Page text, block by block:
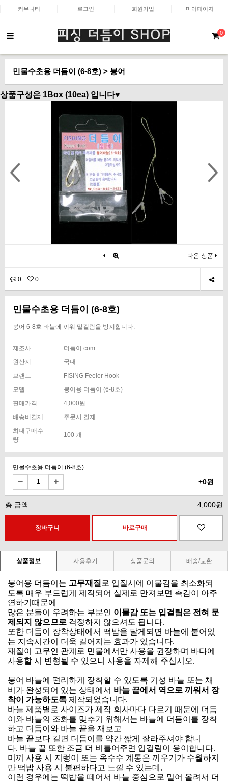
커뮤니티 로그인 회원가입 마이페이지
0
민물수초용 더듬이 (6-8호) > 붕어
상품구성은 1Box (10ea) 입니다♥
다음 상품
0 0
민물수초용 더듬이 (6-8호)
붕어 6-8호 바늘에 끼워 밑걸림을 방지합니다.
제조사
더듬이.com
원산지
국내
브랜드
FISING Feeler Hook
모델
붕어용 더듬이 (6-8호)
판매가격
4,000원
배송비결제
주문시 결제
최대구매수
량
100 개
민물수초용 더듬이 (6-8호)
+0원
총 금액 : 4,000원
상품정보 사용후기 상품문의 배송/교환
붕어용 더듬이는 고무재질 로 입질시에 이물감을 최소화되
도록 매우 부드럽게 제작되어 실제로 만져보면 촉감이 아주
연하기때문에
많은 분들이 우려하는 부분인 이물감 또는 입걸림은 전혀 문
제되지 않으므로 걱정하지 않으셔도 됩니다.
또한 더듬이 장착상태에서 떡밥을 달게되면 바늘에 붙어있
는 지속시간이 더욱 길어지는 효과가 있습니다.
재질이 고무인 관계로 민물에서만 사용을 권장하며 바다에
사용할 시 변형될 수 있으니 사용을 자제해 주십시오.
붕어 바늘에 편리하게 장착할 수 있도록 기성 바늘 또는 채
비가 완성되어 있는 상태에서 바늘 끝에서 역으로 끼워서 장
착이 가능하도록 제작되었습니다.
바늘 제품별로 사이즈가 제작 회사마다 다르기 때문에 더듬
이와 바늘의 조화를 맞추기 위해서는 바늘에 더듬이를 장착
하고 더듬이와 바늘 끝을 재보고
바늘 끝보다 길면 더듬이를 약간 짧게 잘라주셔야 합니
다. 바늘 끝 또한 조금 더 비틀어주면 입걸림이 용이합니다.
미끼 사용 시 지렁이 또는 옥수수 계통은 끼우기가 수월하지
만 떡밥 사용 시 불편하다고 느낄 수 있는데 ,
이런 경우에는 떡밥을 떼어서 바늘 중심으로 밀어 올려서 더